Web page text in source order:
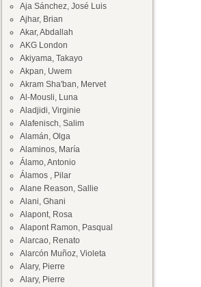
Aja Sánchez, José Luis
Ajhar, Brian
Akar, Abdallah
AKG London
Akiyama, Takayo
Akpan, Uwem
Akram Sha'ban, Mervet
Al-Mousli, Luna
Aladjidi, Virginie
Alafenisch, Salim
Alamán, Olga
Alaminos, María
Álamo, Antonio
Álamos , Pilar
Alane Reason, Sallie
Alani, Ghani
Alapont, Rosa
Alapont Ramon, Pasqual
Alarcao, Renato
Alarcón Muñoz, Violeta
Alary, Pierre
Alary, Pierre